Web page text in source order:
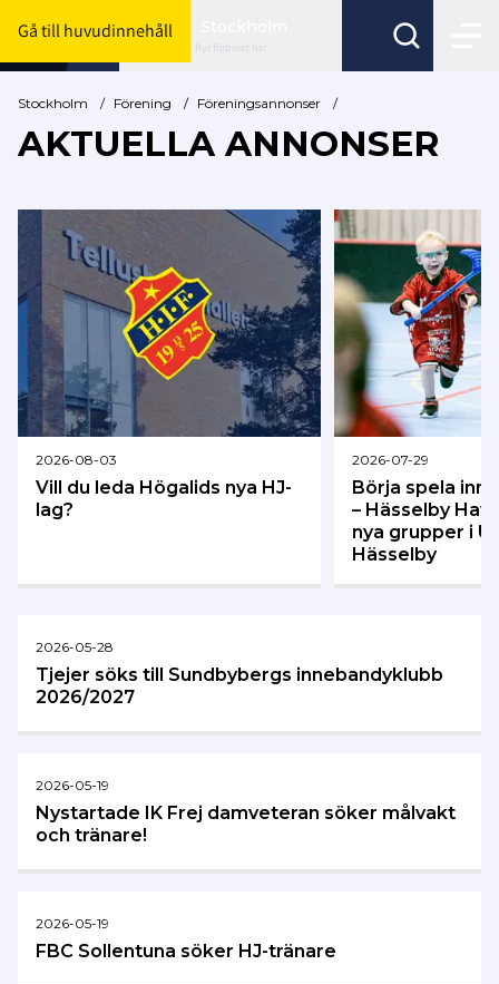
Gå till huvudinnehåll
Byt förbund här
Stockholm / Förening / Föreningsannonser /
AKTUELLA ANNONSER
2026-08-03
Vill du leda Högalids nya HJ-
lag?
2026-07-29
Börja spela
– Hässelby
nya grupper i
Hässelby
2026-05-28
Tjejer söks till Sundbybergs innebandyklubb
2026/2027
2026-05-19
Nystartade IK Frej damveteran söker målvakt
och tränare!
2026-05-19
FBC Sollentuna söker HJ-tränare